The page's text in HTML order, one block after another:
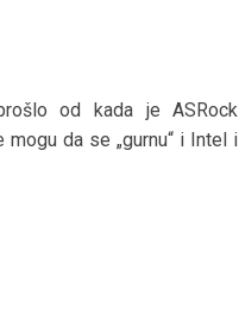
od kada je ASRock
da se „gurnu“ i Intel i